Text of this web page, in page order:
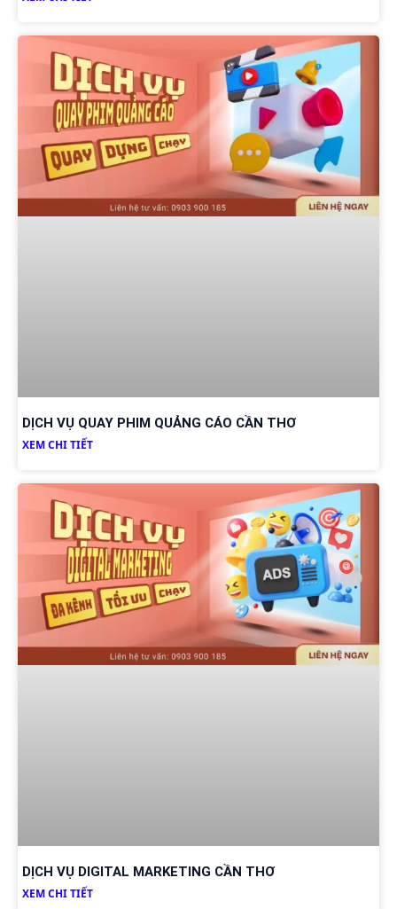
DỊCH VỤ QUAY PHIM QUẢNG CÁO CẦN THƠ
XEM CHI TIẾT
DỊCH VỤ DIGITAL MARKETING CẦN THƠ
XEM CHI TIẾT